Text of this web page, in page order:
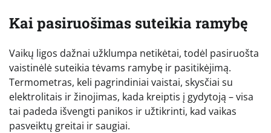
Kai pasiruošimas suteikia ramybę
Vaikų ligos dažnai užklumpa netikėtai, todėl pasiruošta
vaistinėlė suteikia tėvams ramybę ir pasitikėjimą.
Termometras, keli pagrindiniai vaistai, skysčiai su
elektrolitais ir žinojimas, kada kreiptis į gydytoją – visa
tai padeda išvengti panikos ir užtikrinti, kad vaikas
pasveiktų greitai ir saugiai.